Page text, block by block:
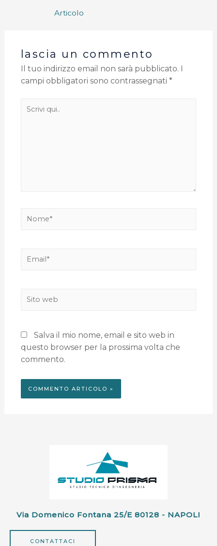
Articolo
lascia un commento
Il tuo indirizzo email non sarà pubblicato.
campi obbligatori sono contrassegnati *
Salva il mio nome, email e sito web in
questo browser per la prossima volta che
commento.
Via Domenico Fontana 25/e 80128 - NAPOLI
CONTATTACI